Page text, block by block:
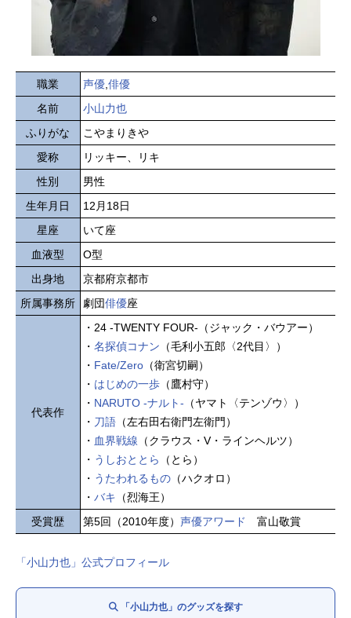
職業 声優 俳優
名前
小山力也
ふりがな
こやまりきや
愛称
リッキー、リキ
性別
男性
生年月日
12月18日
星座
いて座
血液型
O型
出身地
京都府京都市
所属事務所
劇団俳優座
代表作
・24 -TWENTY FOUR-（ジャック・バウアー）
・ 名探偵コナン （毛利小五郎〈2代目〉）
・ Fate/Zero （衛宮切嗣）
・ はじめの一歩 （鷹村守）
・ NARUTO -ナルト- （ヤマト〈テンゾウ〉）
・ 刀語 （左右田右衛門左衛門）
・ 血界戦線 （クラウス・V・ラインヘルツ）
・ うしおととら
（とら）
・ うたわれるもの （ハクオロ）
・ バキ （烈海王）
受賞歴
第5回（2010年度） 声優アワード 富山敬賞
「小山力也」公式プロフィール
「小山力也」のグッズを探す